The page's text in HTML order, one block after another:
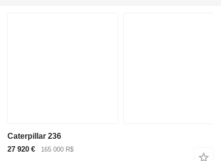
Caterpillar 236
27 920 €
165 000 R$